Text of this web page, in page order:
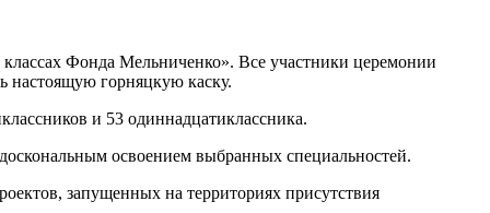
Фонда Мельниченко». Все участники церемонии
настоящую горняцкую каску.
и 53 одиннадцатиклассника.
освоением выбранных специальностей.
запущенных на территориях присутствия